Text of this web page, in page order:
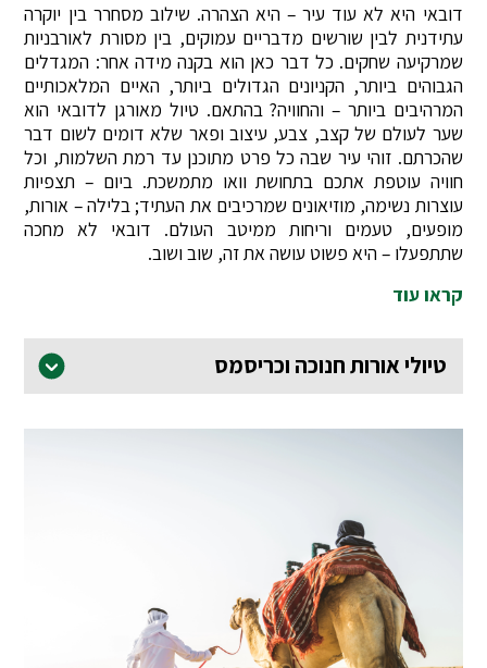
דובאי היא לא עוד עיר – היא הצהרה. שילוב מסחרר בין יוקרה
עתידנית לבין שורשים מדבריים עמוקים, בין מסורת לאורבניות
שמרקיעה שחקים. כל דבר כאן הוא בקנה מידה אחר: המגדלים
הגבוהים ביותר, הקניונים הגדולים ביותר, האיים המלאכותיים
המרהיבים ביותר – והחוויה? בהתאם. טיול מאורגן לדובאי הוא
שער לעולם של קצב, צבע, עיצוב ופאר שלא דומים לשום דבר
שהכרתם. זוהי עיר שבה כל פרט מתוכנן עד רמת השלמות, וכל
חוויה עוטפת אתכם בתחושת וואו מתמשכת. ביום – תצפיות
עוצרות נשימה, מוזיאונים שמרכיבים את העתיד; בלילה – אורות,
מופעים, טעמים וריחות ממיטב העולם. דובאי לא מחכה
שתתפעלו – היא פשוט עושה את זה, שוב ושוב.
קראו עוד
טיולי אורות חנוכה וכריסמס